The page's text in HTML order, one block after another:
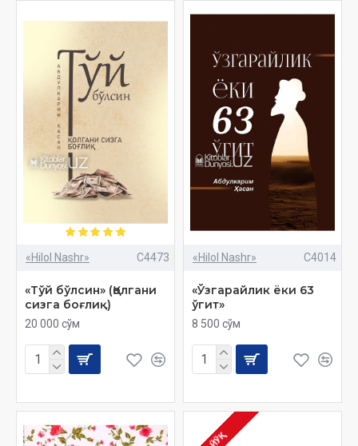
«Hilol Nashr» C4473
«Тўй бўлсин» (Қолгани
сизга боғлиқ)
20 000 сўм
«Hilol Nashr» C4014
«Ўзгарайлик ёки 63
ўгит»
8 500 сўм
ЙЎҚ